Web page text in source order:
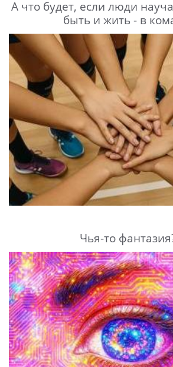
А что будет, если люди
быть и жить - в
Чья-то